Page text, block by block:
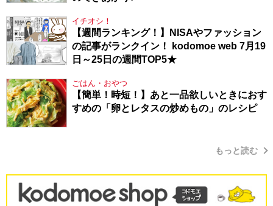
イチオシ！
【週間ランキング！】NISAやファッション
の記事がランクイン！ kodomoe web 7月19
日～25日の週間TOP5★
ごはん・おやつ
【簡単！時短！】あと一品欲しいときにおす
すめの「卵とレタスの炒めもの」のレシピ
もっと読む